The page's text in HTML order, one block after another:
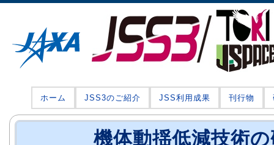
ホーム JSS3のご紹介 JSS利用成果 刊行物
機体動揺低減技術